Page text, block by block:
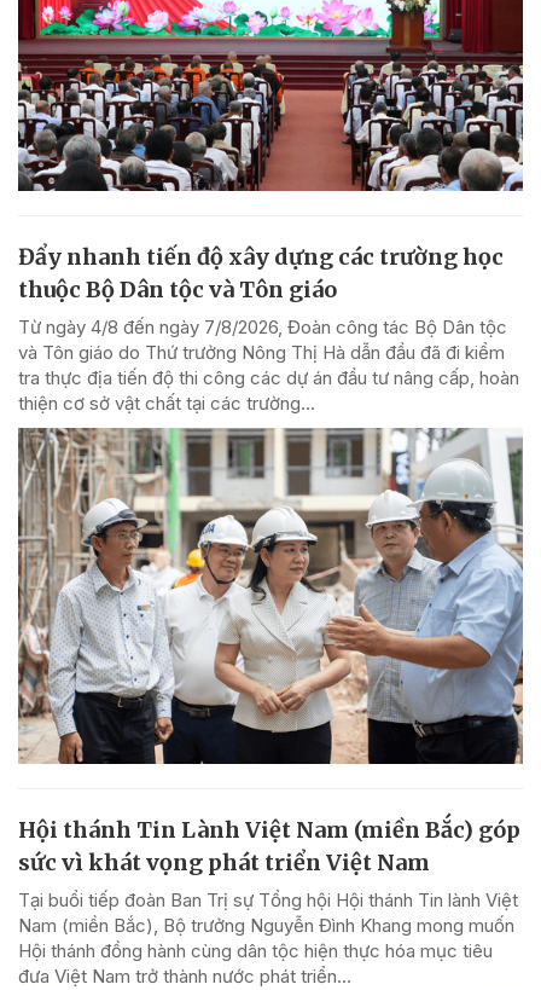
Đẩy nhanh tiến độ xây dựng các trường học
thuộc Bộ Dân tộc và Tôn giáo
Từ ngày 4/8 đến ngày 7/8/2026, Đoàn công tác Bộ Dân tộc
và Tôn giáo do Thứ trưởng Nông Thị Hà dẫn đầu đã đi kiểm
tra thực địa tiến độ thi công các dự án đầu tư nâng cấp, hoàn
thiện cơ sở vật chất tại các trường...
Hội thánh Tin Lành Việt Nam (miền Bắc) góp
sức vì khát vọng phát triển Việt Nam
Tại buổi tiếp đoàn Ban Trị sự Tổng hội Hội thánh Tin lành Việt
Nam (miền Bắc), Bộ trưởng Nguyễn Đình Khang mong muốn
Hội thánh đồng hành cùng dân tộc hiện thực hóa mục tiêu
đưa Việt Nam trở thành nước phát triển...